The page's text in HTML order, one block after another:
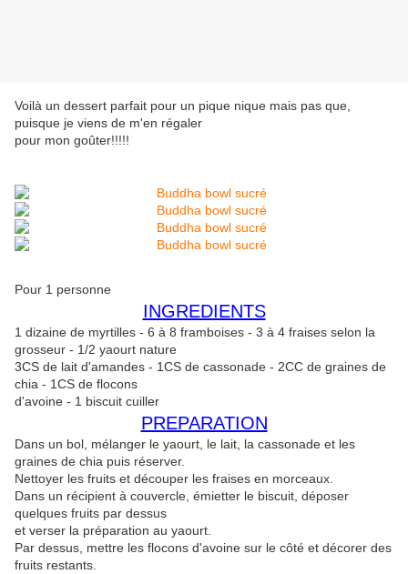
Voilà un dessert parfait pour un pique nique mais pas que,
puisque je viens de m'en régaler
pour mon goûter!!!!!
Pour 1 personne
INGREDIENTS
1 dizaine de myrtilles - 6 à 8 framboises - 3 à 4 fraises selon la
grosseur - 1/2 yaourt nature
3CS de lait d'amandes - 1CS de cassonade - 2CC de graines de
chia - 1CS de flocons
d'avoine - 1 biscuit cuiller
PREPARATION
Dans un bol, mélanger le yaourt, le lait, la cassonade et les
graines de chia puis réserver.
Nettoyer les fruits et découper les fraises en morceaux.
Dans un récipient à couvercle, émietter le biscuit, déposer
quelques fruits par dessus
et verser la préparation au yaourt.
Par dessus, mettre les flocons d'avoine sur le côté et décorer des
fruits restants.